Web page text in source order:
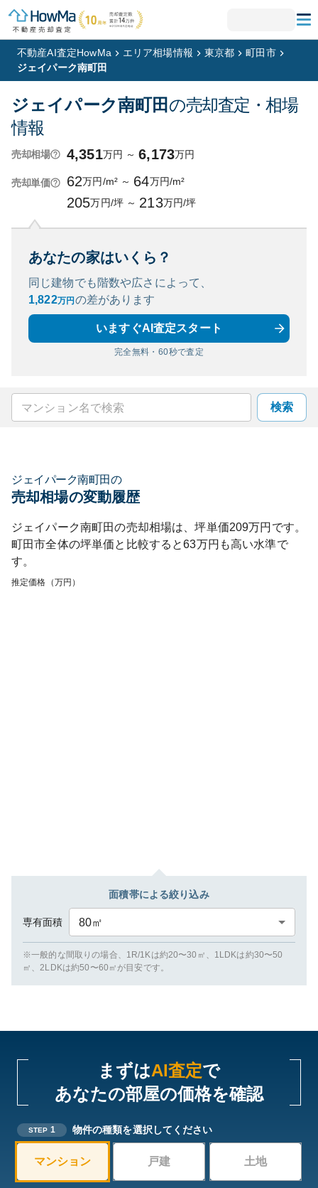
不動産AI査定HowMa エリア相場情報 東京都
町田市
ジェイパーク南町田
ジェイパーク南町田 の売却査定・相場
情報
売却相場 4,351万円 ～ 6,173万円
売却単価 62万円/m² ～ 64万円/m²
205万円/坪 ～ 213万円/坪
あなたの家はいくら？
同じ建物でも階数や広さによって、
1,822万円 の差があります
いますぐAI査定スタート
完全無料・60秒で査定
検索
ジェイパーク南町田の
売却相場の変動履歴
ジェイパーク南町田の売却相場は、坪単価209万円です。
町田市全体の坪単価と比較すると63万円も高い水準で
す。
推定価格（万円）
面積帯による絞り込み
専有面積 80㎡
※一般的な間取りの場合、1R/1Kは約20〜30㎡、1LDKは約30〜50
㎡、2LDKは約50〜60㎡が目安です。
まずはAI査定で
あなたの部屋の価格を確認
STEP 1 物件の種類を選択してください
マンション 戸建 土地